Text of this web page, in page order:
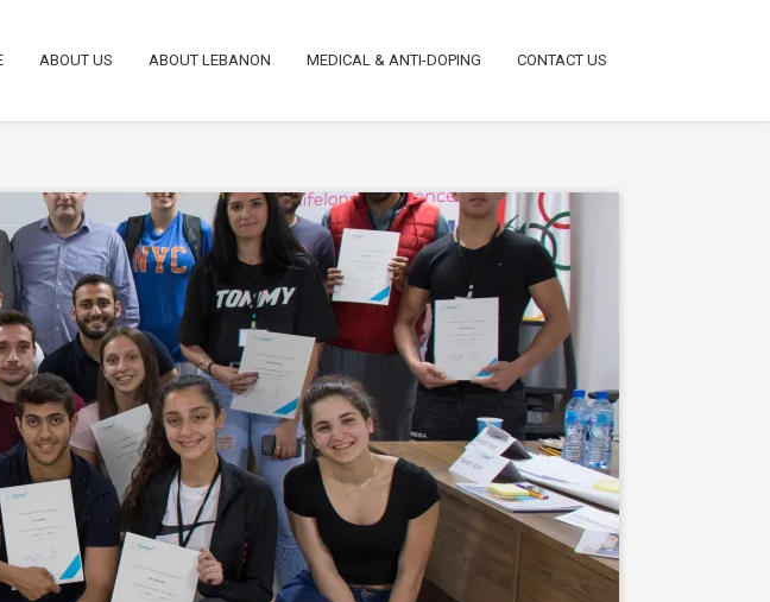
ABOUT US ABOUT LEBANON MEDICAL & ANTI-DOPING CONTACT US